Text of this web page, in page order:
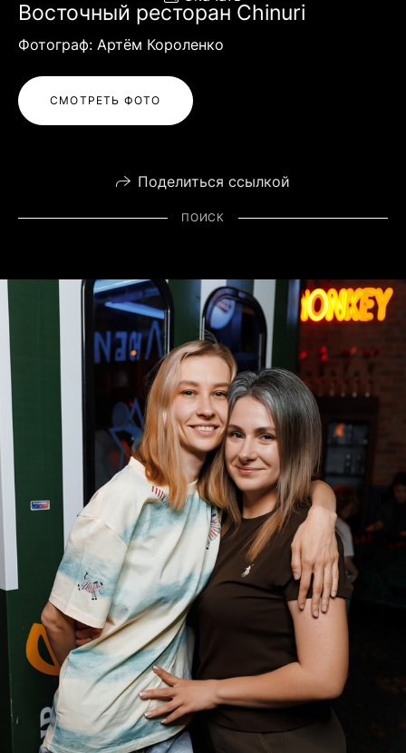
Восточный ресторан Chinuri
Фотограф: Артём Короленко
СМОТРЕТЬ ФОТО
Поделиться ссылкой
ПОИСК